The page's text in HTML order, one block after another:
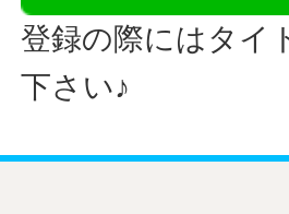
登録の際にはタイ
下さい♪